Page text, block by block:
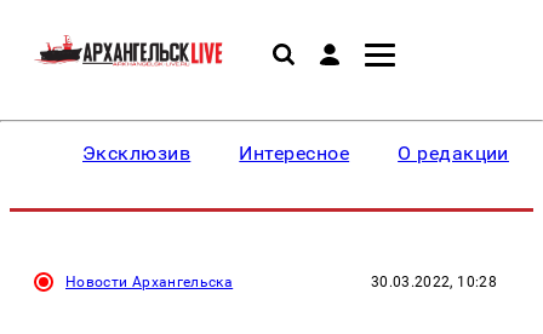
Эксклюзив Интересное О редакции
Новости Архангельска 30.03.2022, 10:28